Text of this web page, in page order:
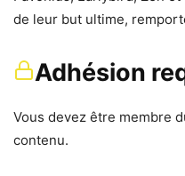
de leur but ultime,
Adhésion
Vous devez être membre
contenu.